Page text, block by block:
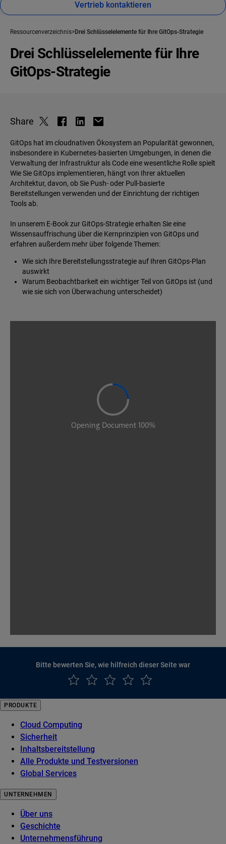
Vertrieb kontaktieren
Ressourcenverzeichnis Drei Schlüsselelemente für Ihre GitOps-Strategie
Drei Schlüsselelemente für Ihre
GitOps-Strategie
Share
GitOps hat im cloudnativen Ökosystem an Popularität gewonnen,
insbesondere in Kubernetes-basierten Umgebungen, in denen die
Verwaltung der Infrastruktur als Code eine wesentliche Rolle spielt
Wie Sie GitOps implementieren, hängt von Ihrer aktuellen
Architektur, davon, ob Sie Push- oder Pull-basierte
Bereitstellungen verwenden und der Einrichtung der richtigen
Tools ab.
In unserem E-Book zur GitOps-Strategie erhalten Sie eine
Wissensauffrischung über die Kernprinzipien von GitOps und
erfahren außerdem mehr über folgende Themen:
Wie sich Ihre Bereitstellungsstrategie auf Ihren GitOps-Plan
auswirkt
Warum Beobachtbarkeit ein wichtiger Teil von GitOps ist (und
wie sie sich von Überwachung unterscheidet)
Bitte bewerten Sie, wie hilfreich dieser Seite war
PRODUKTE
Cloud Computing
Sicherheit
Inhaltsbereitstellung
Alle Produkte und Testversionen
Global Services
UNTERNEHMEN
Über uns
Geschichte
Unternehmensführung